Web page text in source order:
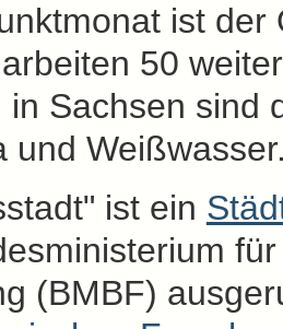
ist der
50
in Sachsen sind
und
ist ein
(BMBF)